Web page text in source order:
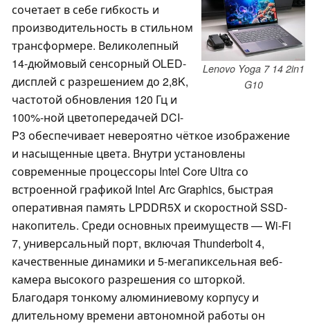
Lenovo Yoga 7 14 2in1
G10
сочетает в себе гибкость и
производительность в стильном
трансформере. Великолепный
14-дюймовый сенсорный OLED-
дисплей с разрешением до 2,8K,
частотой обновления 120 Гц и
100%-ной цветопередачей DCI-
P3 обеспечивает невероятно чёткое изображение
и насыщенные цвета. Внутри установлены
современные процессоры Intel Core Ultra со
встроенной графикой Intel Arc Graphics, быстрая
оперативная память LPDDR5X и скоростной SSD-
накопитель. Среди основных преимуществ — Wi-Fi
7, универсальный порт, включая Thunderbolt 4,
качественные динамики и 5-мегапиксельная веб-
камера высокого разрешения со шторкой.
Благодаря тонкому алюминиевому корпусу и
длительному времени автономной работы он